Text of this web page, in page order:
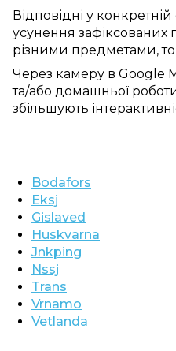
Відповідні у конкретній
усунення зафіксованих
різними предметами,
Через камеру в Google
та/або домашньої
збільшують
Bodafors
Eksj
Gislaved
Huskvarna
Jnkping
Nssj
Trans
Vrnamo
Vetlanda